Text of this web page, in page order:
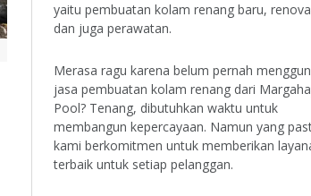
yaitu pembuatan kolam renang baru,
dan juga perawatan.
Merasa ragu karena belum pernah
jasa pembuatan kolam renang dari
Pool? Tenang, dibutuhkan waktu untuk
membangun kepercayaan. Namun yang
kami berkomitmen untuk memberikan
terbaik untuk setiap pelanggan.